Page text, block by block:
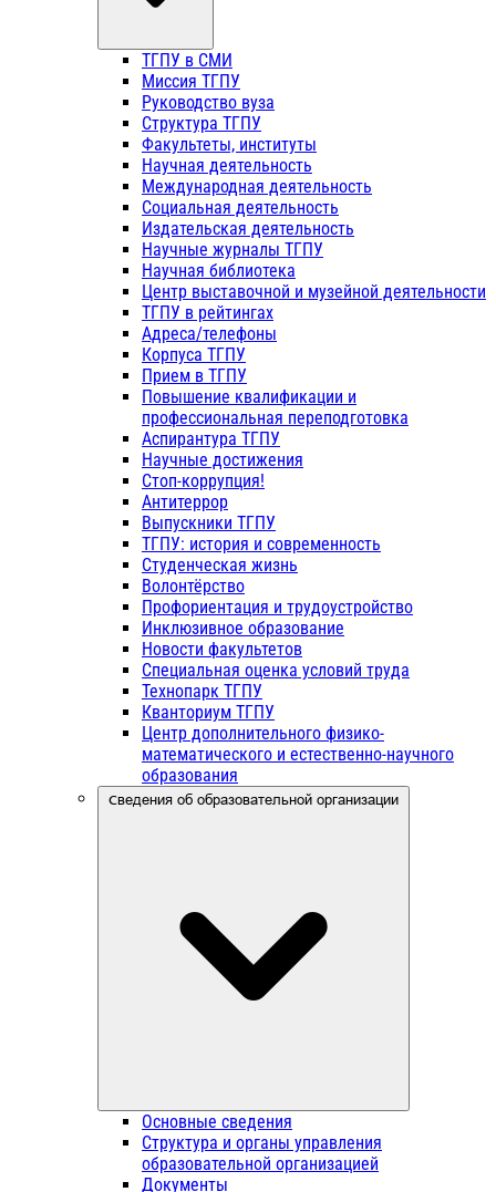
ТГПУ в СМИ
Миссия ТГПУ
Руководство вуза
Структура ТГПУ
Факультеты, институты
Научная деятельность
Международная деятельность
Социальная деятельность
Издательская деятельность
Научные журналы ТГПУ
Научная библиотека
Центр выставочной и музейной деятельности
ТГПУ в рейтингах
Адреса/телефоны
Корпуса ТГПУ
Прием в ТГПУ
Повышение квалификации и
профессиональная переподготовка
Аспирантура ТГПУ
Научные достижения
Стоп-коррупция!
Антитеррор
Выпускники ТГПУ
ТГПУ: история и современность
Студенческая жизнь
Волонтёрство
Профориентация и трудоустройство
Инклюзивное образование
Новости факультетов
Специальная оценка условий труда
Технопарк ТГПУ
Кванториум ТГПУ
Центр дополнительного физико-
математического и естественно-научного
образования
Сведения об образовательной организации
Основные сведения
Структура и органы управления
образовательной организацией
Документы